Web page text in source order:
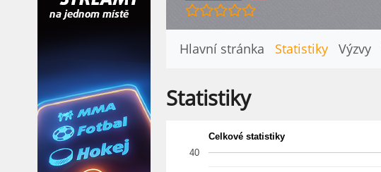
Hlavní stránka Statistiky Výzvy
Statistiky
Celkové statistiky
40